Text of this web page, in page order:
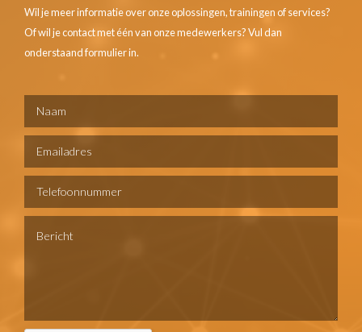
Wil je meer informatie over onze oplossingen, trainingen of services?
Of wil je contact met één van onze medewerkers? Vul dan
onderstaand formulier in.